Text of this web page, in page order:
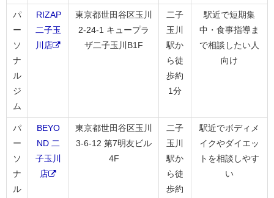
パ
ー
ソ
ナ
ル
ジ
ム
RIZAP
二子玉
川店
東京都世田谷区玉川
2-24-1 キュープラ
ザ二子玉川B1F
二子
玉川
駅か
ら徒
歩約
1分
駅近で短期集
中・食事指導ま
で相談したい人
向け
パ
ー
ソ
ナ
ル
BEYO
ND 二
子玉川
店
東京都世田谷区玉川
3-6-12 第7明友ビル
4F
二子
玉川
駅か
ら徒
歩約
駅近でボディメ
イクやダイエッ
トを相談しやす
い